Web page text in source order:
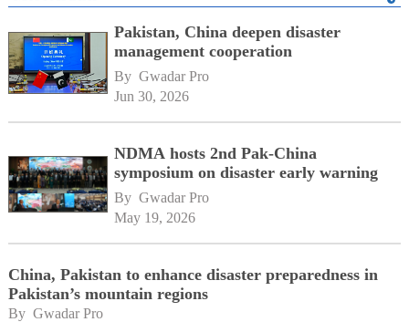
Pakistan, China deepen disaster
management cooperation
By Gwadar Pro
Jun 30, 2026
NDMA hosts 2nd Pak-China
symposium on disaster early warning
By Gwadar Pro
May 19, 2026
China, Pakistan to enhance disaster preparedness in
Pakistan’s mountain regions
By Gwadar Pro